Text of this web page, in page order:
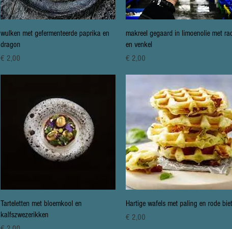
Snel overzicht
wulken met gefermenteerde paprika en
dragon
Prijs
€ 2,00
Snel overzicht
makreel gegaard in limoenolie met
en venkel
Prijs
€ 2,00
Snel overzicht
Tarteletten met bloemkool en
kalfszwezerikken
Snel overzicht
Hartige wafels met paling en rode biet
Prijs
€ 2,00